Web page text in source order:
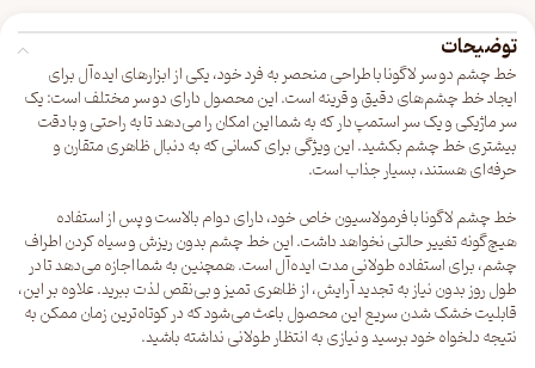
توضیحات
خط چشم دو سر لاگونا با طراحی منحصر به فرد خود، یکی از ابزارهای ایده‌آل برای
ایجاد خط چشم‌های دقیق و قرینه است. این محصول دارای دو سر مختلف است: یک
سر ماژیکی و یک سر استمپ دار که به شما این امکان را می‌دهد تا به راحتی و با دقت
بیشتری خط چشم بکشید. این ویژگی برای کسانی که به دنبال ظاهری متقارن و
حرفه‌ای هستند، بسیار جذاب است.
خط چشم لاگونا با فرمولاسیون خاص خود، دارای دوام بالاست و پس از استفاده
هیچ‌گونه تغییر حالتی نخواهد داشت. این خط چشم بدون ریزش و سیاه کردن اطراف
چشم، برای استفاده طولانی مدت ایده‌آل است. همچنین به شما اجازه می‌دهد تا در
طول روز بدون نیاز به تجدید آرایش، از ظاهری تمیز و بی‌نقص لذت ببرید. علاوه بر این،
قابلیت خشک شدن سریع این محصول باعث می‌شود که در کوتاه‌ترین زمان ممکن به
نتیجه دلخواه خود برسید و نیازی به انتظار طولانی نداشته باشید.